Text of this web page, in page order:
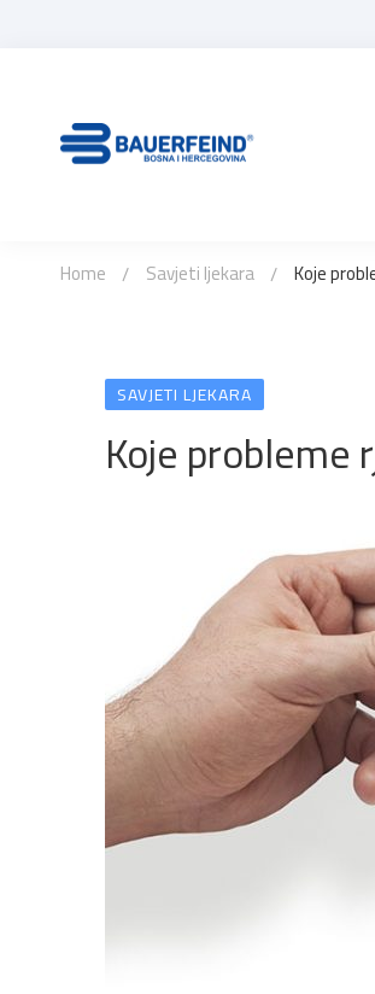
Home Savjeti ljekara Koje
SAVJETI LJEKARA
Koje probleme